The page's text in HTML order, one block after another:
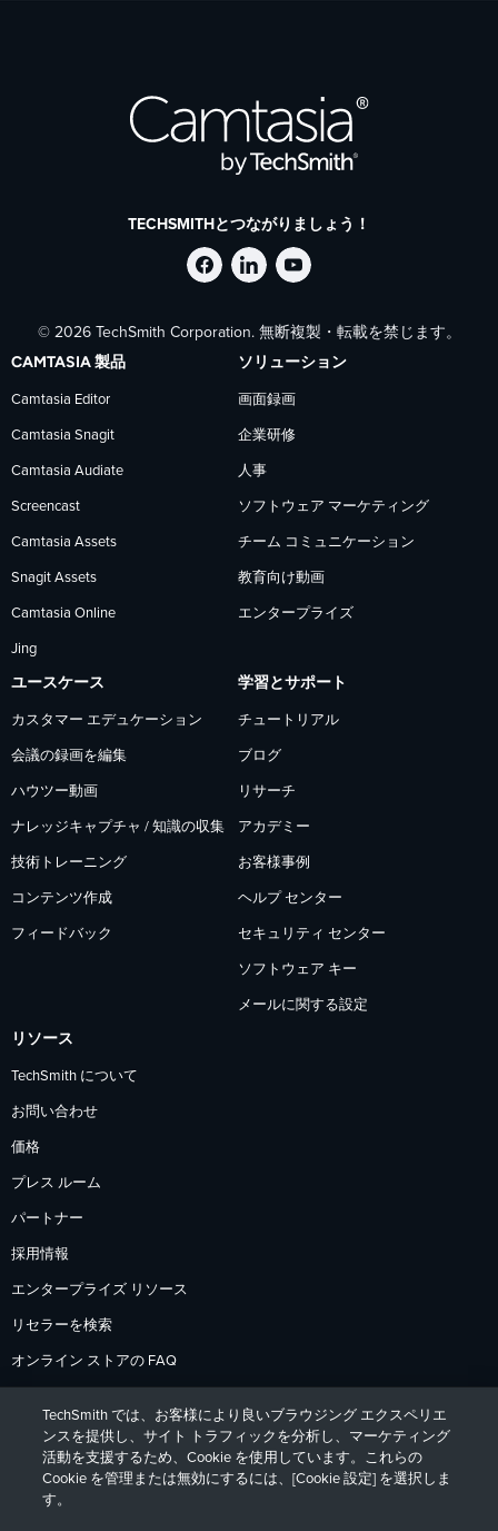
TECHSMITHとつながりましょう！
Facebook
で
TechSmith
ォ
ロ
ー
LinkedIn
で
TechSmith
を
フ
ォ
ロ
ー
YouTube
で
TechSmith
フ
ォ
ロ
ー
© 2026 TechSmith Corporation. 無断複製・転載を禁じます。
CAMTASIA 製品
Camtasia Editor
Camtasia Snagit
Camtasia Audiate
Screencast
Camtasia Assets
Snagit Assets
Camtasia Online
Jing
ソリューション
画面録画
企業研修
人事
ソフトウェア マーケティング
チーム コミュニケーション
教育向け動画
エンタープライズ
ユースケース
カスタマー エデュケーション
会議の録画を編集
ハウツー動画
ナレッジキャプチャ / 知識の収集
技術トレーニング
コンテンツ作成
フィードバック
学習とサポート
チュートリアル
ブログ
リサーチ
アカデミー
お客様事例
ヘルプ センター
セキュリティ センター
ソフトウェア キー
メールに関する設定
リソース
TechSmith について
お問い合わせ
価格
プレス ルーム
パートナー
採用情報
エンタープライズ リソース
リセラーを検索
オンライン ストアの FAQ
返品ポリシー
TechSmith では、お客様により良いブラウジング エクスペリエ
ンスを提供し、サイト トラフィックを分析し、マーケティング
活動を支援するため、Cookie を使用しています。これらの
Cookie を管理または無効にするには、[Cookie 設定] を選択しま
す。